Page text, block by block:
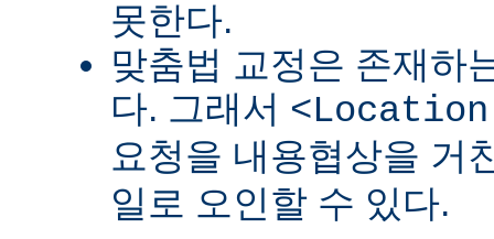
못한다.
맞춤법 교정은 존재하
다. 그래서
요청을 내용협상을 거
일로 오인할 수 있다.